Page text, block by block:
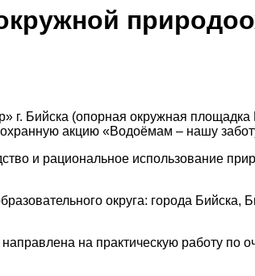
Бийска (опорная окружная площадка
акцию «Водоёмам – нашу
и рациональное использование
округа: гoрoдa Бийска,
на практическую работу по